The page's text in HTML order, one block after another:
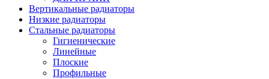
Вертикальные радиаторы
Низкие радиаторы
Стальные радиаторы
Гигиенические
Линейные
Плоские
Профильные